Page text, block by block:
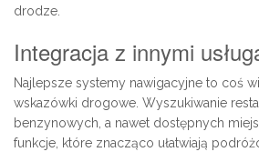
drodze.
Integracja z innymi
Najlepsze systemy nawigacyjne to coś
wskazówki drogowe. Wyszukiwanie
benzynowych, a nawet dostępnych
funkcje, które znacząco ułatwiają